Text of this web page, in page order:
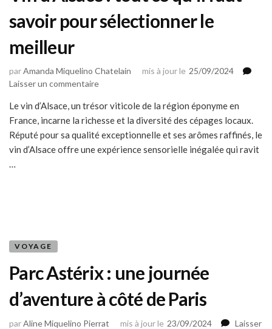
savoir pour sélectionner le
meilleur
parAmanda Miquelino Chatelain mis à jour le 25/09/2024
Laisser un commentairesur
d’Alsace
:
tout
ce
Le vin d’Alsace, un trésor viticole de la région éponyme en
France, incarne la richesse et la diversité des cépages locaux.
Réputé pour sa qualité exceptionnelle et ses arômes raffinés, le
vin d’Alsace offre une expérience sensorielle inégalée qui ravit
…
VOYAGE
Parc Astérix : une journée
d’aventure à côté de Paris
parAline Miquelino Pierrat mis à jour le 23/09/2024
Laisser